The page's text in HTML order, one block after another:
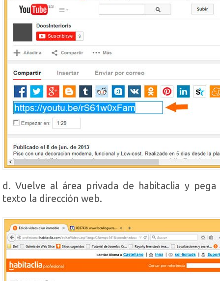
d. Vuelve al área privada de habitaclia y
texto la dirección web.